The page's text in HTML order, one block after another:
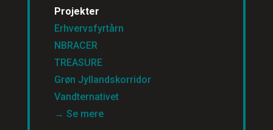
Projekter
Erhvervsfyrtårn
NBRACER
TREASURE
Grøn Jyllandskorridor
Vandternativet
→ Se mere